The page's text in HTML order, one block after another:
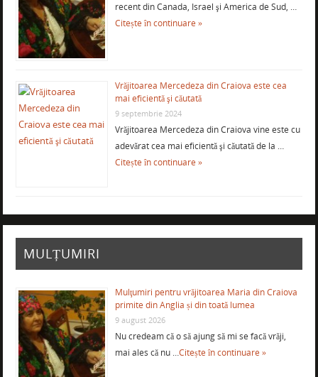
recent din Canada, Israel şi America de Sud, …
Citește în continuare »
Vrăjitoarea Mercedeza din Craiova este cea
mai eficientă şi căutată
9 septembrie 2024
Vrăjitoarea Mercedeza din Craiova vine este cu
adevărat cea mai eficientă şi căutată de la …
Citește în continuare »
MULȚUMIRI
Mulţumiri pentru vrăjitoarea Maria din Craiova
primite din Anglia și din toată lumea
9 august 2026
Nu credeam că o să ajung să mi se facă vrăji,
mai ales că nu …Citește în continuare »